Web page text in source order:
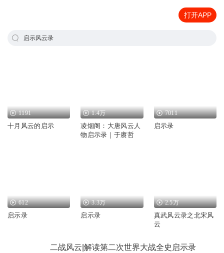
打开APP
启示风云录
1191
十月风云的启示
1.4万
凌烟阁：大唐风云人
物启示录｜于赓哲
7011
启示录
612
启示录
3.3万
启示录
2.5万
真武风云录之北宋风
云
二战风云|解读第二次世界大战全史启示录